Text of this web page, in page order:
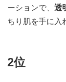
ーションで、 透
ちり肌を手に入
2位